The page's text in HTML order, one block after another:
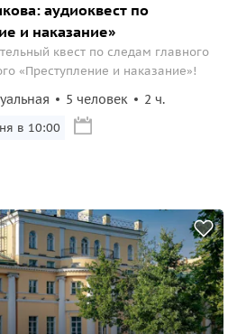
аудиоквест по
и наказание»
квест по следам главного
«Преступление и наказание»!
5 человек 2 ч.
в 10:00